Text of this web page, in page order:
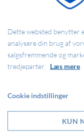
Dette websted benytter
analysere din brug af
salgsfremmende og
tredjeparter. Læs mere
Cookie indstillinger
KUN